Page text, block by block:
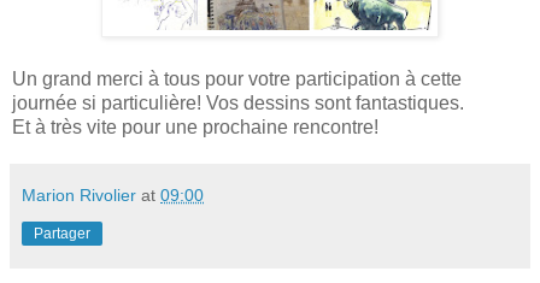
Un grand merci à tous pour votre participation à cette
journée si particulière! Vos dessins sont fantastiques.
Et à très vite pour une prochaine rencontre!
Marion Rivolier at 09:00
Partager